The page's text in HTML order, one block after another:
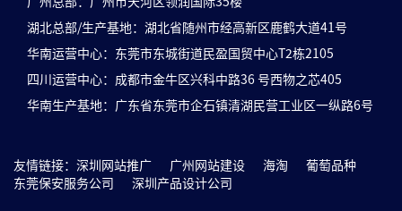
湖北总部/生产基地：湖北省随州市经高新区鹿鹤大道41号
华南运营中心：东莞市东城街道民盈国贸中心T2栋2105
四川运营中心：成都市金牛区兴科中路36 号西物之芯405
华南生产基地：广东省东莞市企石镇清湖民营工业区一纵路6号
友情链接： 深圳网站推广 广州网站建设 海淘
葡萄品种
东莞保安服务公司
深圳产品设计公司